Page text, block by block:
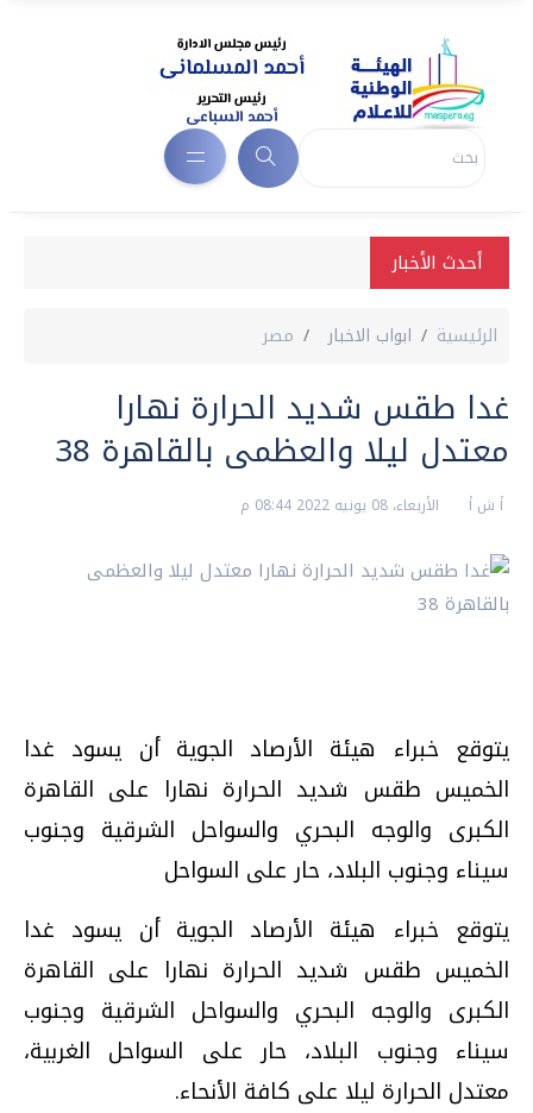
أحدث الأخبار
الرئيسية ابواب الاخبار مصر
غدا طقس شديد الحرارة نهارا
معتدل ليلا والعظمى بالقاهرة 38
أ ش أ الأربعاء، 08 يونيه 2022 08:44 م
يتوقع خبراء هيئة الأرصاد الجوية أن يسود غدا
الخميس طقس شديد الحرارة نهارا على القاهرة
الكبرى والوجه البحري والسواحل الشرقية وجنوب
سيناء وجنوب البلاد، حار على السواحل
يتوقع خبراء هيئة الأرصاد الجوية أن يسود غدا
الخميس طقس شديد الحرارة نهارا على القاهرة
الكبرى والوجه البحري والسواحل الشرقية وجنوب
سيناء وجنوب البلاد، حار على السواحل الغربية،
معتدل الحرارة ليلا على كافة الأنحاء.